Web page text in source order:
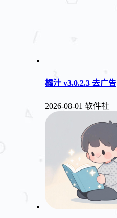
橘汁 v3.0.2.3 去广告
2026-08-01 软件社